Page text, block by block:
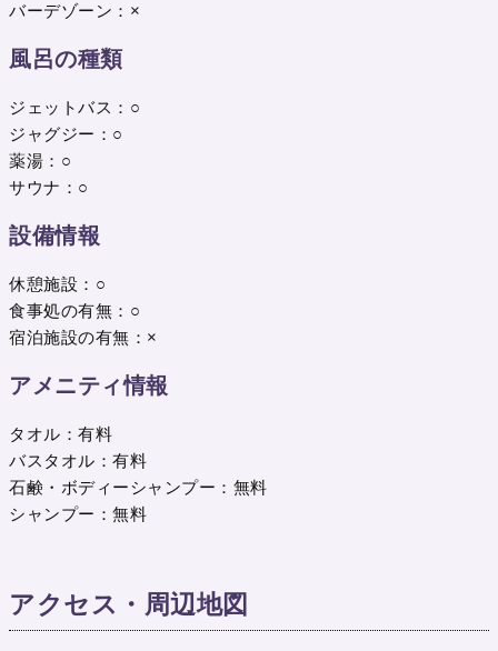
バーデゾーン：×
風呂の種類
ジェットバス：○
ジャグジー：○
薬湯：○
サウナ：○
設備情報
休憩施設：○
食事処の有無：○
宿泊施設の有無：×
アメニティ情報
タオル：有料
バスタオル：有料
石鹸・ボディーシャンプー：無料
シャンプー：無料
アクセス・周辺地図